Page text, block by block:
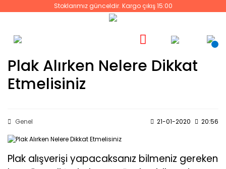
Stoklarımız günceldir. Kargo çıkış 15:00
Plak Alırken Nelere Dikkat
Etmelisiniz
Genel 21-01-2020 20:56
Plak alışverişi yapacaksanız bilmeniz gereken